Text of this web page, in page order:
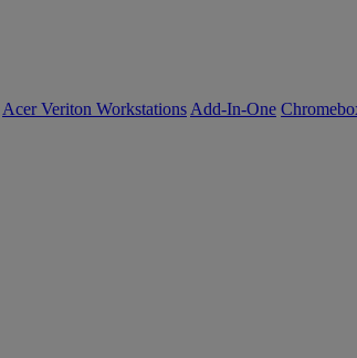
Acer Veriton Workstations Add-In-One